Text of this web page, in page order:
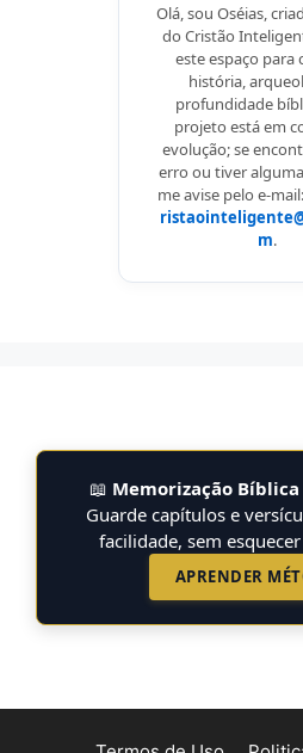
Olá, sou Oséias,
do Cristão
este espaço para
história,
profundidade
projeto está em
evolução; se
erro ou tiver
me avise pelo e-mail:
m.
📖 Memorização
Guarde capítulos e
facilidade, sem
APRENDER